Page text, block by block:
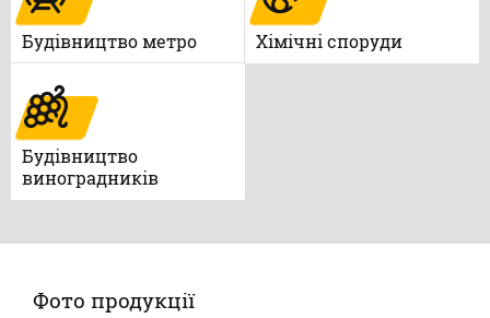
Будівництво метро Xімічні споруди
Будівництво
виноградників
Фото продукції